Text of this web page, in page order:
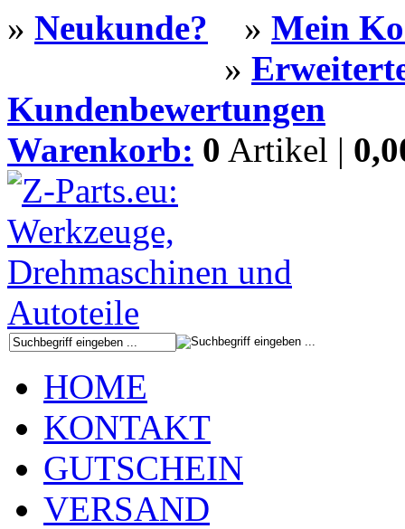
» Neukunde? » Mein
»
Kundenbewertungen
Warenkorb: 0 Artikel |
HOME
KONTAKT
GUTSCHEIN
VERSAND